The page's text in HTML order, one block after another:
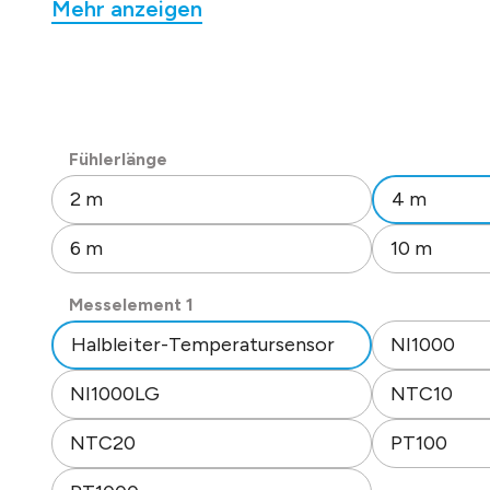
Anschlusskabel: dia. 5 mm x ca. 4 m
Schutzart IP 65.
Datenblatt Nr. 20903
Mehr anzeigen
Fühlerlänge
2 m 4 m
6 m 10 m
Messelement 1
Halbleiter-Temperatursensor NI1000
NI1000LG NTC10
NTC20 PT100